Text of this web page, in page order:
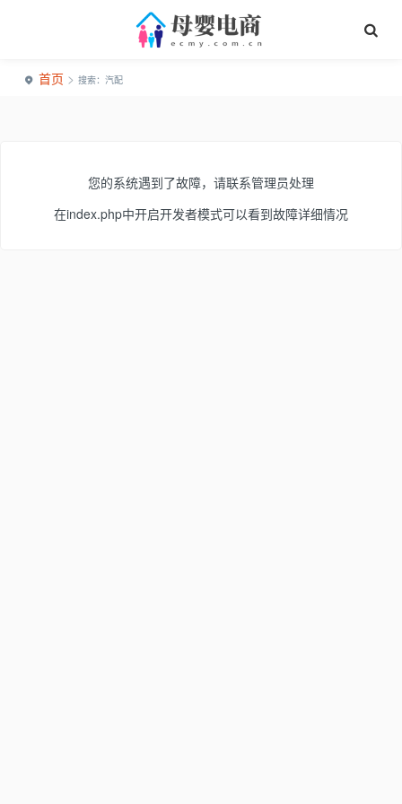
首页 > 搜索：汽配
您的系统遇到了故障，请联系管理员处理
在index.php中开启开发者模式可以看到故障详细情况